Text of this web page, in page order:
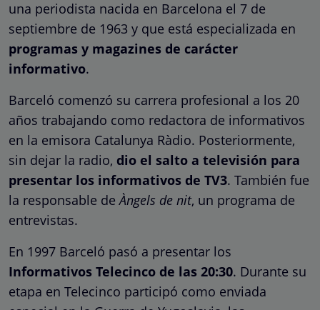
una periodista nacida en Barcelona el 7 de
septiembre de 1963 y que está especializada en
programas y magazines de carácter
informativo.
Barceló comenzó su carrera profesional a los 20
años trabajando como redactora de informativos
en la emisora Catalunya Ràdio. Posteriormente,
sin dejar la radio, dio el salto a televisión para
presentar los informativos de TV3. También fue
la responsable deÀngels de nit, un programa de
entrevistas.
En 1997 Barceló pasó a presentar los
Informativos Telecinco de las 20:30. Durante su
etapa en Telecinco participó como enviada